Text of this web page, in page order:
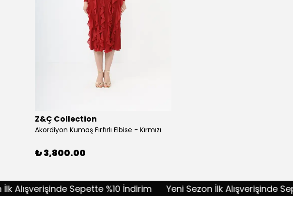
Z&Ç Collection
Akordiyon Kumaş Fırfırlı Elbise - Kırmızı
₺ 3,800.00
Sepette %10 İndirim Yeni Sezon İlk Alışverişinde